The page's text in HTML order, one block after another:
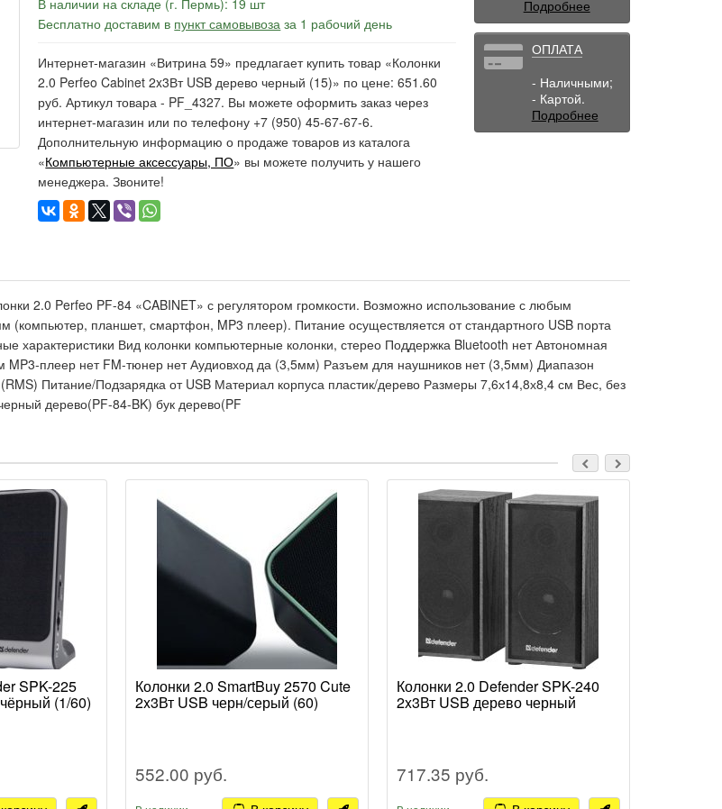
В наличии на складе (г. Пермь): 19 шт
Бесплатно доставим в пункт самовывоза за 1 рабочий день
Интернет-магазин «Витрина 59» предлагает купить товар «Колонки
2.0 Perfeo Cabinet 2x3Вт USB дерево черный (15)» по цене: 651.60
руб. Артикул товара - PF_4327. Вы можете оформить заказ через
интернет-магазин или по телефону +7 (950) 45-67-67-6.
Дополнительную информацию о продаже товаров из каталога
«Компьютерные аксессуары, ПО» вы можете получить у нашего
менеджера. Звоните!
Подробнее
ОПЛАТА
- Наличными;
- Картой.
Подробнее
2.0 Perfeo PF-84 «CABINET» с регулятором громкости. Возможно использование с любым
планшет, смартфон, MP3 плеер). Питание осуществляется от стандартного USB порта
характеристики Вид колонки компьютерные колонки, стерео Поддержка Bluetooth нет Автономная
MP3-плеер нет FM-тюнер нет Аудиовход да (3,5мм) Разъем для наушников нет (3,5мм) Диапазон
Питание/Подзарядка от USB Материал корпуса пластик/дерево Размеры 7,6х14,8х8,4 см Вес, без
дерево(PF-84-BK) бук дерево(PF
SPK-225
(1/60)
Колонки 2.0 SmartBuy 2570 Cute
2x3Вт USB черн/серый (60)
552.00 руб.
Колонки 2.0 Defender SPK-240
2x3Вт USB дерево черный
717.35 руб.